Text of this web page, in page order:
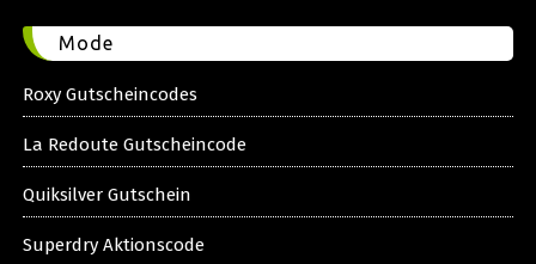
Mode
Roxy Gutscheincodes
La Redoute Gutscheincode
Quiksilver Gutschein
Superdry Aktionscode